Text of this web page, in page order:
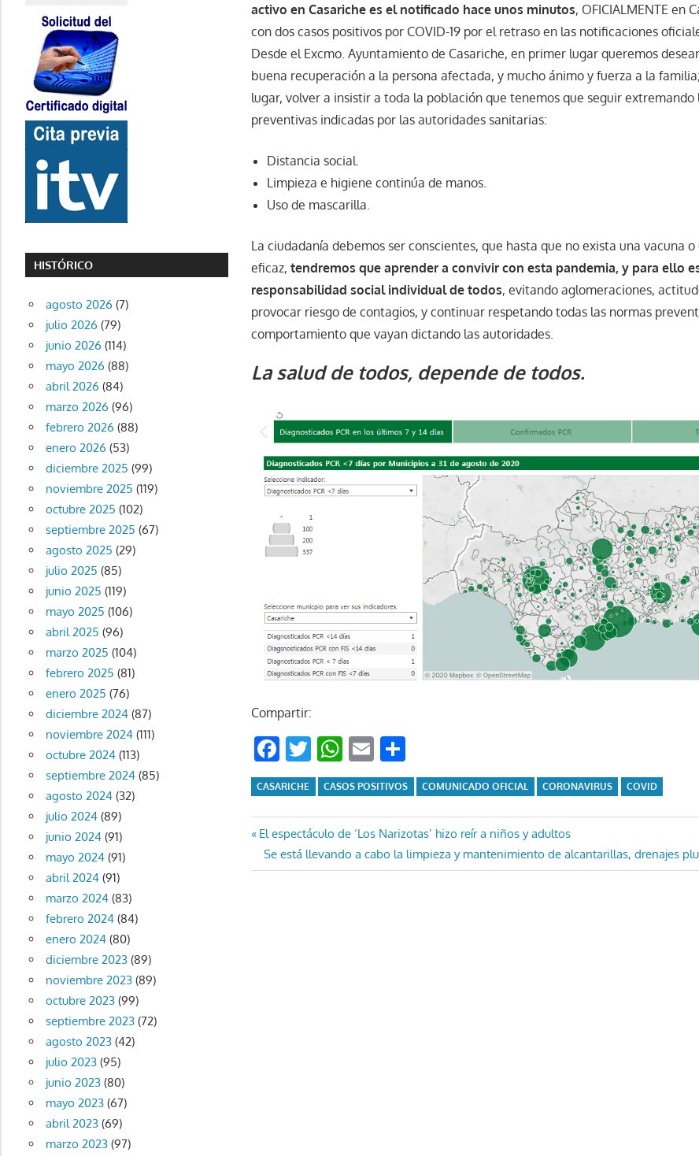
activo en Casariche es el notificado hace unos minutos, OFICIALMENTE en
con dos casos positivos por COVID-19 por el retraso en las notificaciones
Desde el Excmo. Ayuntamiento de Casariche, en primer lugar queremos
buena recuperación a la persona afectada, y mucho ánimo y fuerza a la
lugar, volver a insistir a toda la población que tenemos que seguir extremando
preventivas indicadas por las autoridades sanitarias:
Distancia social.
Limpieza e higiene continúa de manos.
Uso de mascarilla.
La ciudadanía debemos ser conscientes, que hasta que no exista una vacuna
eficaz,tendremos que aprender a convivir con esta pandemia, y para ello
responsabilidad social individual de todos, evitando aglomeraciones,
provocar riesgo de contagios, y continuar respetando todas las normas
comportamiento que vayan dictando las autoridades.
La salud de todos, depende de todos.
Compartir:
Facebook
Twitter
WhatsApp
Email
CASARICHE CASOS POSITIVOS COMUNICADO OFICIAL CORONAVIRUS COVID
Navegación
de
Entrada
anterior:
El espectáculo de ‘Los Narizotas’ hizo reír a niños y adultos
Entrada
siguiente:
Se está llevando a cabo la limpieza y mantenimiento de alcantarillas, drenajes
HISTÓRICO
agosto 2026 (7)
julio 2026 (79)
junio 2026 (114)
mayo 2026 (88)
abril 2026 (84)
marzo 2026 (96)
febrero 2026 (88)
enero 2026 (53)
diciembre 2025 (99)
noviembre 2025 (119)
octubre 2025 (102)
septiembre 2025 (67)
agosto 2025 (29)
julio 2025 (85)
junio 2025 (119)
mayo 2025 (106)
abril 2025 (96)
marzo 2025 (104)
febrero 2025 (81)
enero 2025 (76)
diciembre 2024(87)
noviembre 2024(111)
octubre 2024(113)
septiembre 2024(85)
agosto 2024(32)
julio 2024(89)
junio 2024(91)
mayo 2024(91)
abril 2024(91)
marzo 2024(83)
febrero 2024(84)
enero 2024(80)
diciembre 2023(89)
noviembre 2023(89)
octubre 2023(99)
septiembre 2023(72)
agosto 2023(42)
julio 2023(95)
junio 2023(80)
mayo 2023(67)
abril 2023(69)
marzo 2023(97)